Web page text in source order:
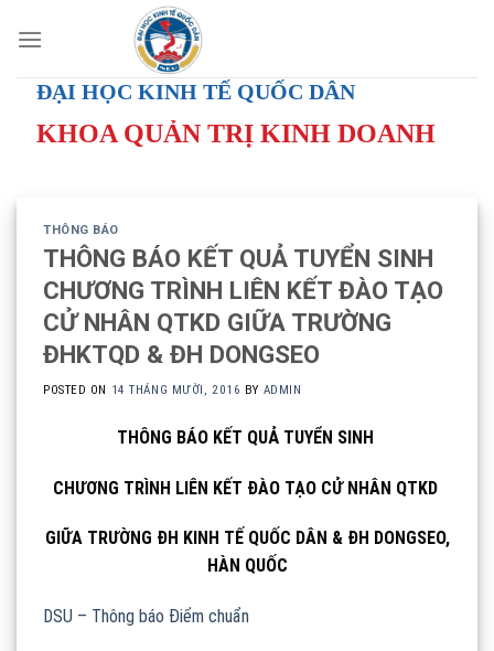
ĐẠI HỌC KINH TẾ QUỐC DÂN
KHOA QUẢN TRỊ KINH DOANH
THÔNG BÁO
THÔNG BÁO KẾT QUẢ TUYỂN SINH
CHƯƠNG TRÌNH LIÊN KẾT ĐÀO TẠO
CỬ NHÂN QTKD GIỮA TRƯỜNG
ĐHKTQD & ĐH DONGSEO
POSTED ON 14 THÁNG MƯỜI, 2016 BY ADMIN
THÔNG BÁO KẾT QUẢ TUYỂN SINH
CHƯƠNG TRÌNH LIÊN KẾT ĐÀO TẠO CỬ NHÂN QTKD
GIỮA TRƯỜNG ĐH KINH TẾ QUỐC DÂN & ĐH DONGSEO,
HÀN QUỐC
DSU – Thông báo Điểm chuẩn